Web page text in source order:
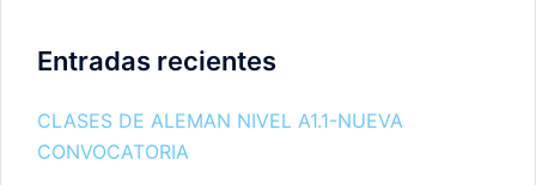
Entradas recientes
CLASES DE ALEMAN NIVEL A1.1-NUEVA
CONVOCATORIA